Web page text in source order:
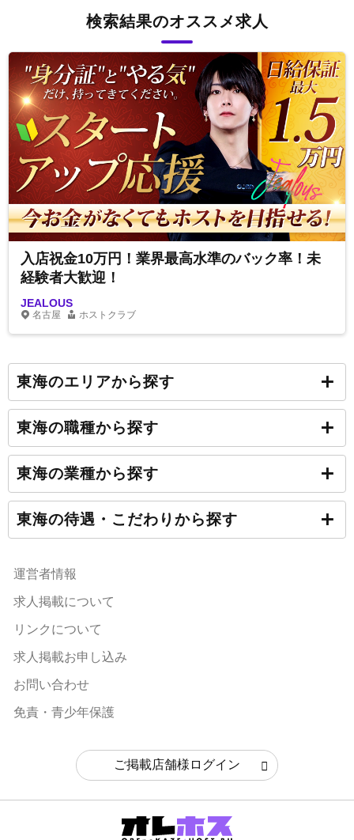
検索結果のオススメ求人
入店祝金10万円！業界最高水準のバック率！未
経験者大歓迎！
JEALOUS
名古屋 ホストクラブ
東海のエリアから探す
東海の職種から探す
東海の業種から探す
東海の待遇・こだわりから探す
運営者情報
求人掲載について
リンクについて
求人掲載お申し込み
お問い合わせ
免責・青少年保護
ご掲載店舗様ログイン